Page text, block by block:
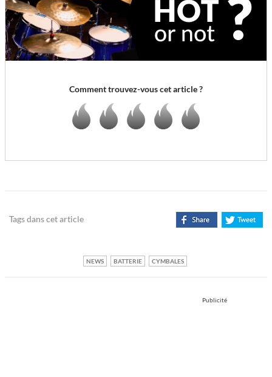
Comment trouvez-vous cet article ?
Tags dans cet article
NEWS BATTERIE CYMBALES
Publicité